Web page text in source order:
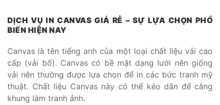
DỊCH VỤ IN CANVAS GIÁ RẺ – SỰ LỰA CHỌN PHỔ
BIẾN HIỆN NAY
Canvas là tên tiếng anh của một loại chất liệu vải cao
cấp (vải bố). Canvas có bề mặt dạng lưới nên giống
vải nên thường được lựa chọn để in các bức tranh mỹ
thuật. Chất liệu Canvas này có thể kéo dãn để căng
khung làm tranh ảnh.